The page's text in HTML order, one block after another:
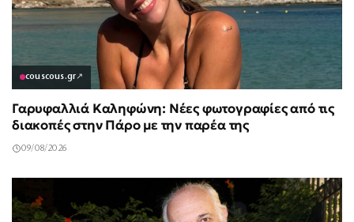
couscous.gr↗
Γαρυφαλλιά Καληφώνη: Νέες φωτογραφίες από τις
διακοπές στην Πάρο με την παρέα της
09/08/2026